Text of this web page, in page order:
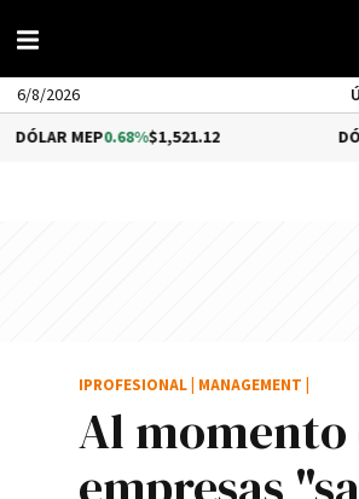
6/8/2026
0.68%$1,521.12
Al momento
IPROFESIONAL MANAGEMENT